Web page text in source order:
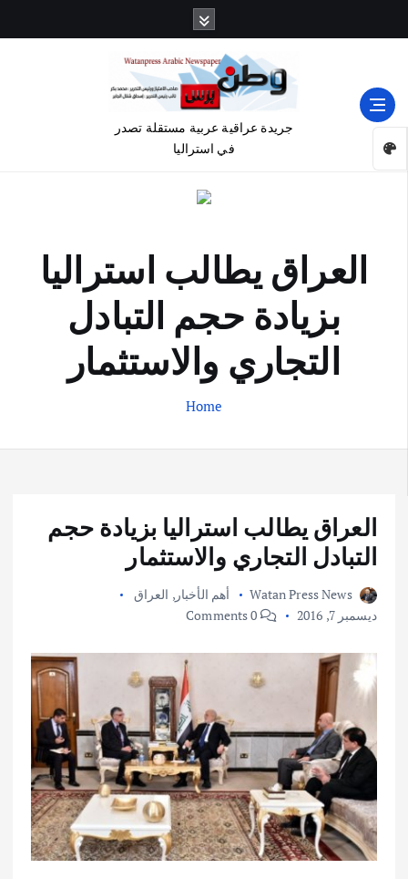
جريدة عراقية عربية مستقلة تصدر
في استراليا
العراق يطالب استراليا
بزيادة حجم التبادل
التجاري والاستثمار
Home
العراق يطالب استراليا بزيادة حجم
التبادل التجاري والاستثمار
Watan Press News أهم الأخبار, العراق
ديسمبر 7, 2016